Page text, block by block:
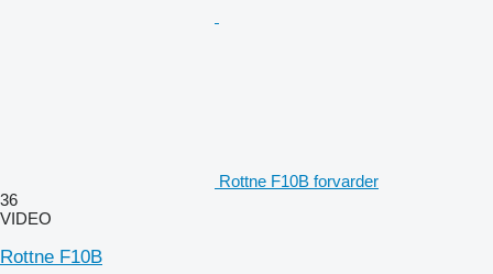
Rottne F10B forvarder
36
VIDEO
Rottne F10B